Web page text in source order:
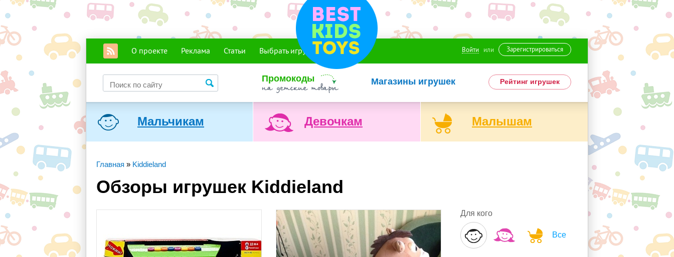
О проекте Реклама Статьи Выбрать игрушку Войти или Зарегистрироваться
Промокоды Магазины игрушек Рейтинг игрушек
Мальчикам Девочкам Малышам
Главная » Kiddieland
Обзоры игрушек Kiddieland
Для кого
Все